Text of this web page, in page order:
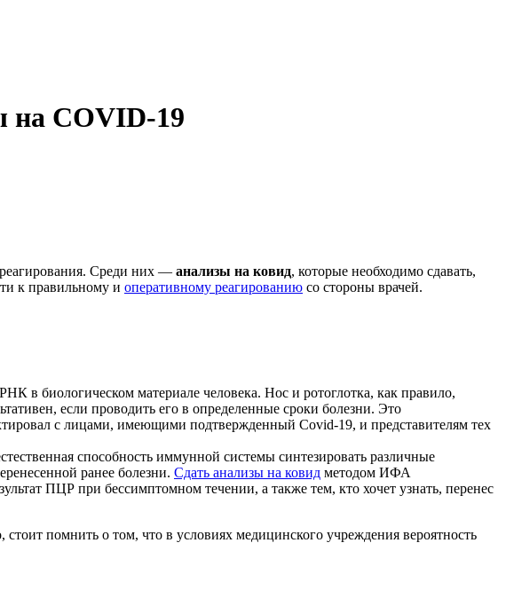
на COVID-19
Среди них — анализы на ковид, которые необходимо сдавать,
к правильному и оперативному реагированию со стороны врачей.
биологическом материале человека. Нос и ротоглотка, как правило,
если проводить его в определенные сроки болезни. Это
с лицами, имеющими подтвержденный Covid-19, и представителям тех
способность иммунной системы синтезировать различные
ранее болезни. Сдать анализы на ковид методом ИФА
ПЦР при бессимптомном течении, а также тем, кто хочет узнать, перенес
помнить о том, что в условиях медицинского учреждения вероятность